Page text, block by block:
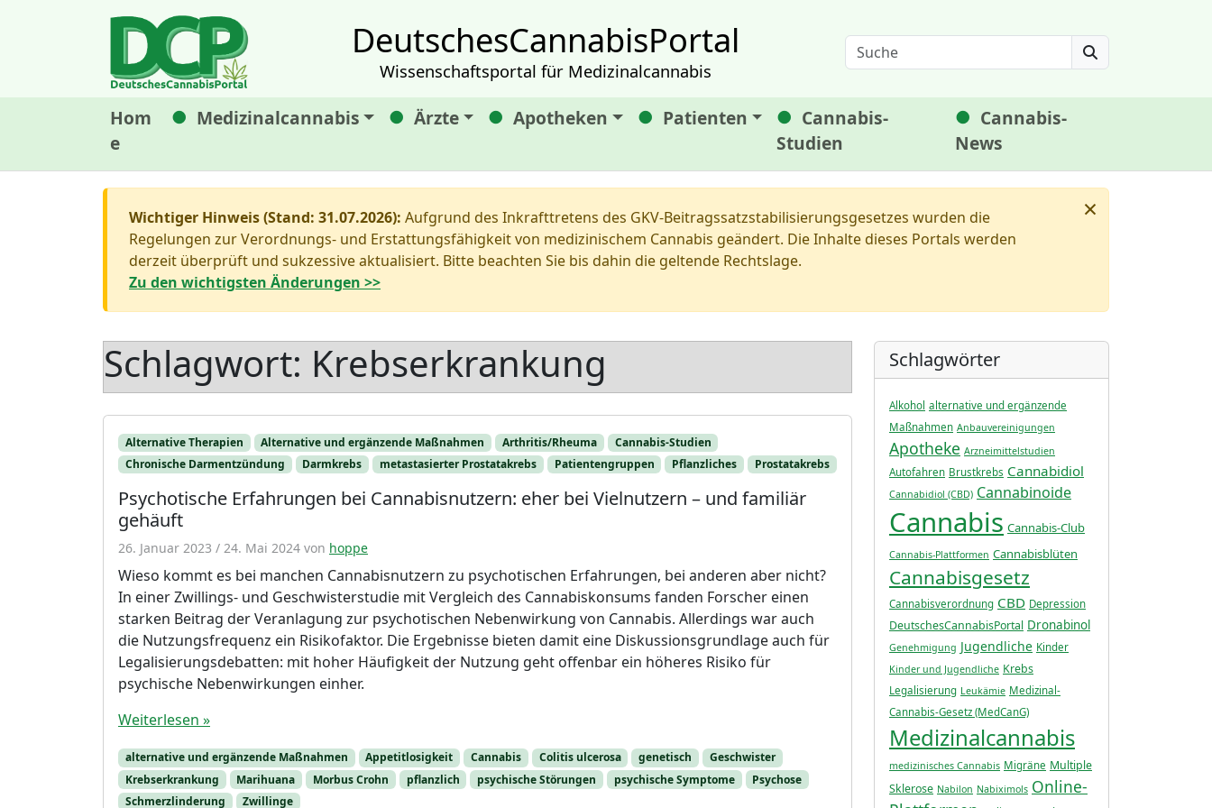
DeutschesCannabisPortal
Wissenschaftsportal für Medizinalcannabis Search
Hom
e
Medizinalcannabis Ärzte Apotheken Patienten
Cannabis-
Studien
Cannabis-
News
×
Wichtiger Hinweis (Stand: 31.07.2026): Aufgrund des Inkrafttretens des GKV-Beitragssatzstabilisierungsgesetzes wurden die
Regelungen zur Verordnungs- und Erstattungsfähigkeit von medizinischem Cannabis geändert. Die Inhalte dieses Portals werden
derzeit überprüft und sukzessive aktualisiert. Bitte beachten Sie bis dahin die geltende Rechtslage.
Zu den wichtigsten Änderungen >>
Schlagwort: Krebserkrankung
Alternative Therapien Alternative und ergänzende Maßnahmen Arthritis/Rheuma
Cannabis-Studien
Chronische Darmentzündung
Darmkrebs metastasierter Prostatakrebs Patientengruppen Pflanzliches Prostatakrebs
Psychotische Erfahrungen bei Cannabisnutzern: eher bei Vielnutzern – und familiär
gehäuft
26. Januar 2023 / 24. Mai 2024 von hoppe
Wieso kommt es bei manchen Cannabisnutzern zu psychotischen Erfahrungen, bei anderen aber nicht?
In einer Zwillings- und Geschwisterstudie mit Vergleich des Cannabiskonsums fanden Forscher einen
starken Beitrag der Veranlagung zur psychotischen Nebenwirkung von Cannabis. Allerdings war auch
die Nutzungsfrequenz ein Risikofaktor. Die Ergebnisse bieten damit eine Diskussionsgrundlage auch für
Legalisierungsdebatten: mit hoher Häufigkeit der Nutzung geht offenbar ein höheres Risiko für
psychische Nebenwirkungen einher.
Weiterlesen »
alternative und ergänzende Maßnahmen Appetitlosigkeit Cannabis Colitis ulcerosa genetisch
Geschwister
Krebserkrankung
Marihuana Morbus Crohn pflanzlich psychische Störungen psychische Symptome
Psychose
Schmerzlinderung
Zwillinge
Schlagwörter
Alkohol alternative und ergänzende
Maßnahmen Anbauvereinigungen
Apotheke Arzneimittelstudien
Autofahren Brustkrebs Cannabidiol
Cannabidiol (CBD) Cannabinoide
Cannabis Cannabis-Club
Cannabis-Plattformen Cannabisblüten
Cannabisgesetz
Cannabisverordnung CBD Depression
DeutschesCannabisPortal Dronabinol
Genehmigung Jugendliche Kinder
Kinder und Jugendliche Krebs
Legalisierung Leukämie Medizinal-
Cannabis-Gesetz (MedCanG)
Medizinalcannabis
medizinisches Cannabis Migräne Multiple
Sklerose Nabilon Nabiximols Online-